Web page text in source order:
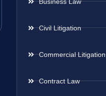
Civil Litigation
Commercial Litigation
Contract Law